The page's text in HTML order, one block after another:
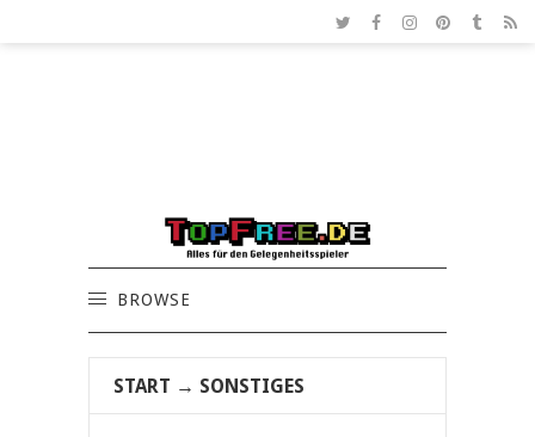
BROWSE
START → SONSTIGES